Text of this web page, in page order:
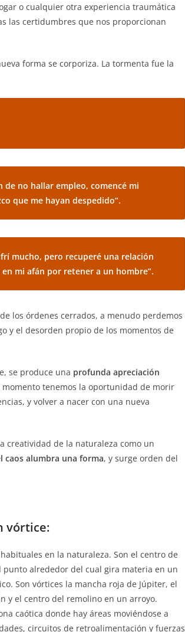
o cualquier otra experiencia traumática
las certidumbres que nos proporcionan
forma se corporiza. La tormenta fue la
de no hallar empleo, comencé mi
que me hayan despedido”.
mucho, pero recuperé una relación
mi afán por retener a un hombre”.
los órdenes cerrados, a menudo perdemos
y el desorden propio de los momentos de
se produce una profunda apreciación
momento tenemos la oportunidad de morir
y volver a nacer con una nueva
creatividad de la naturaleza como un
caos alumbra una forma, y surge orden del
vórtice:
en la naturaleza. Son el centro de
punto alrededor del cual gira materia en un
Son vórtices la mancha roja de Júpiter, el
y el centro del remolino en un arroyo.
caótica donde hay áreas moviéndose a
circuitos de retroalimentación y fuerzas